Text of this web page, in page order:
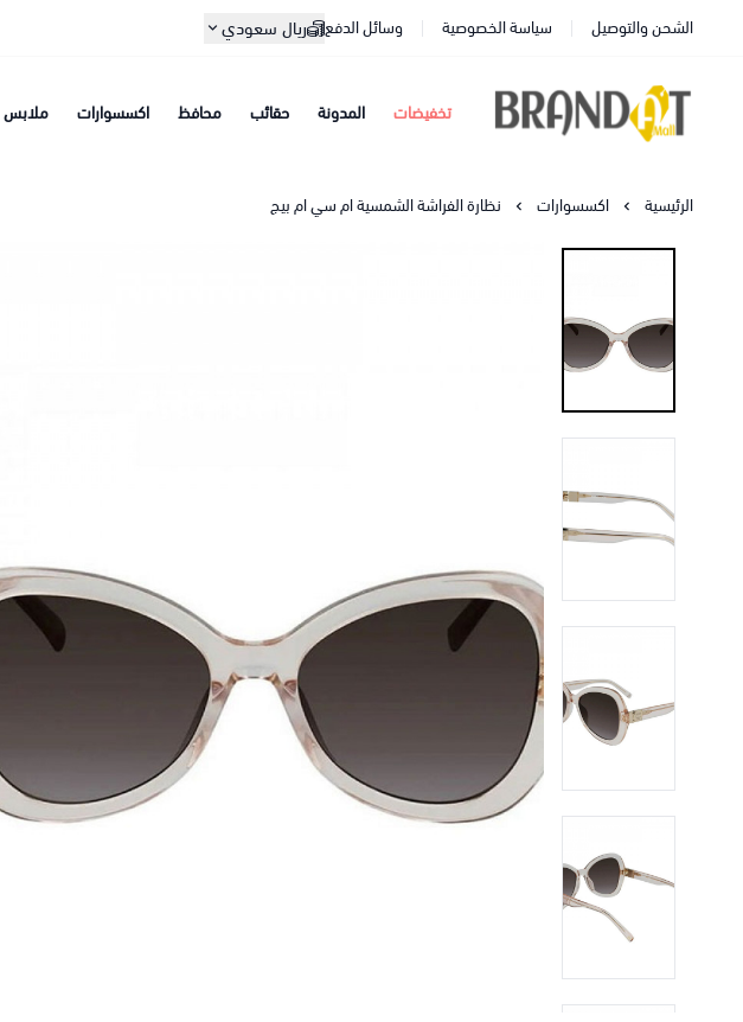
الشحن والتوصيل سياسة الخصوصية وسائل الدفع ريال سعودي
براندات مول تخفيضات المدونة حقائب محافظ اكسسوارات ملابس
الرئيسية اكسسوارات نظارة الفراشة الشمسية ام سي ام بيج